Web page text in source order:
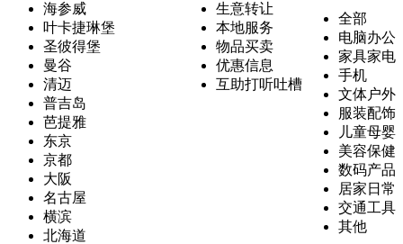
海参威
叶卡捷琳堡
圣彼得堡
曼谷
清迈
普吉岛
芭提雅
东京
京都
大阪
名古屋
横滨
北海道
生意转让
本地服务
物品买卖
优惠信息
互助打听吐槽
全部
电脑办公
家具家电
手机
文体户外
服装配饰
儿童母婴
美容保健
数码产品
居家日常
交通工具
其他